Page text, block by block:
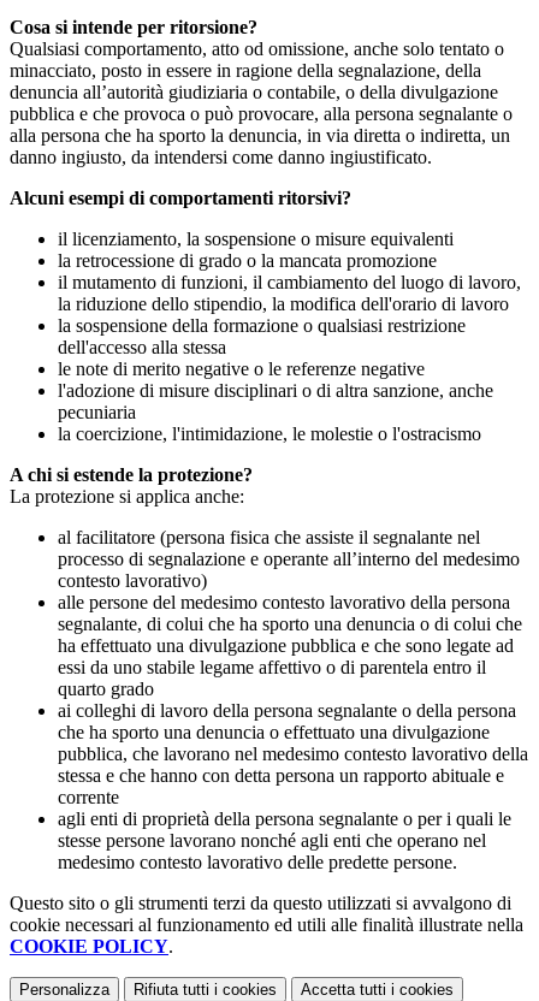
Cosa si intende per ritorsione?
Qualsiasi comportamento, atto od omissione, anche solo tentato o
minacciato, posto in essere in ragione della segnalazione, della
denuncia all’autorità giudiziaria o contabile, o della divulgazione
pubblica e che provoca o può provocare, alla persona segnalante o
alla persona che ha sporto la denuncia, in via diretta o indiretta, un
danno ingiusto, da intendersi come danno ingiustificato.
Alcuni esempi di comportamenti ritorsivi?
il licenziamento, la sospensione o misure equivalenti
la retrocessione di grado o la mancata promozione
il mutamento di funzioni, il cambiamento del luogo di lavoro,
la riduzione dello stipendio, la modifica dell'orario di lavoro
la sospensione della formazione o qualsiasi restrizione
dell'accesso alla stessa
le note di merito negative o le referenze negative
l'adozione di misure disciplinari o di altra sanzione, anche
pecuniaria
la coercizione, l'intimidazione, le molestie o l'ostracismo
A chi si estende la protezione?
La protezione si applica anche:
al facilitatore (persona fisica che assiste il segnalante nel
processo di segnalazione e operante all’interno del medesimo
contesto lavorativo)
alle persone del medesimo contesto lavorativo della persona
segnalante, di colui che ha sporto una denuncia o di colui che
ha effettuato una divulgazione pubblica e che sono legate ad
essi da uno stabile legame affettivo o di parentela entro il
quarto grado
ai colleghi di lavoro della persona segnalante o della persona
che ha sporto una denuncia o effettuato una divulgazione
pubblica, che lavorano nel medesimo contesto lavorativo della
stessa e che hanno con detta persona un rapporto abituale e
corrente
agli enti di proprietà della persona segnalante o per i quali le
stesse persone lavorano nonché agli enti che operano nel
medesimo contesto lavorativo delle predette persone.
Questo sito o gli strumenti terzi da questo utilizzati si avvalgono di
cookie necessari al funzionamento ed utili alle finalità illustrate nella
COOKIE POLICY.
Personalizza Rifiuta tutti i cookies Accetta tutti i cookies